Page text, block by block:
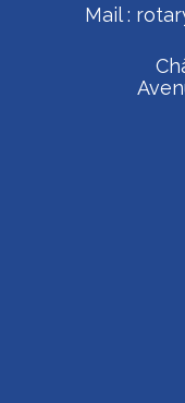
Mail :